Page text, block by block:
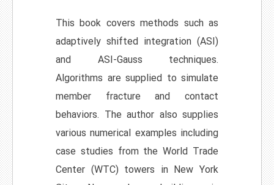
This book covers methods such as
adaptively shifted integration (ASI)
and ASI-Gauss techniques.
Algorithms are supplied to simulate
member fracture and contact
behaviors. The author also supplies
various numerical examples including
case studies from the World Trade
Center (WTC) towers in New York